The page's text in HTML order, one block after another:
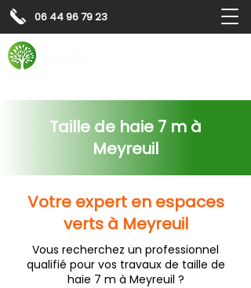
06 44 96 79 23
Taille de haie 7 m à
Meyreuil
Votre expert en espaces
verts à Meyreuil
Vous recherchez un professionnel
qualifié pour vos travaux de taille de
haie 7 m à Meyreuil ?